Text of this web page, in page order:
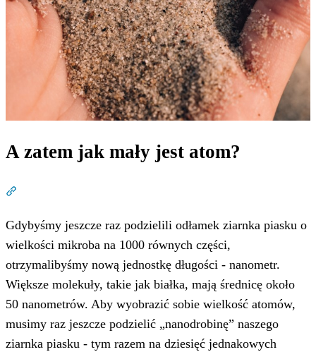
A zatem jak mały jest atom?
Gdybyśmy jeszcze raz podzielili odłamek ziarnka piasku o
wielkości mikroba na 1000 równych części,
otrzymalibyśmy nową jednostkę długości - nanometr.
Większe molekuły, takie jak białka, mają średnicę około
50 nanometrów. Aby wyobrazić sobie wielkość atomów,
musimy raz jeszcze podzielić „nanodrobinę” naszego
ziarnka piasku - tym razem na dziesięć jednakowych